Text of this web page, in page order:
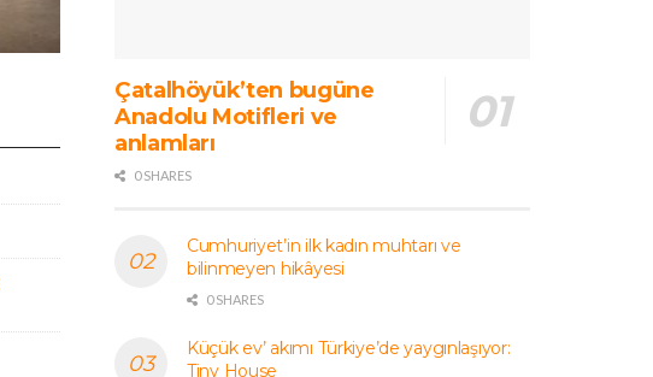
Çatalhöyük’ten bugüne
Anadolu Motifleri ve
anlamları
0 SHARES
Cumhuriyet’in ilk kadın muhtarı ve
bilinmeyen hikâyesi
0 SHARES
Küçük ev’ akımı Türkiye’de yaygınlaşıyor:
Tiny House